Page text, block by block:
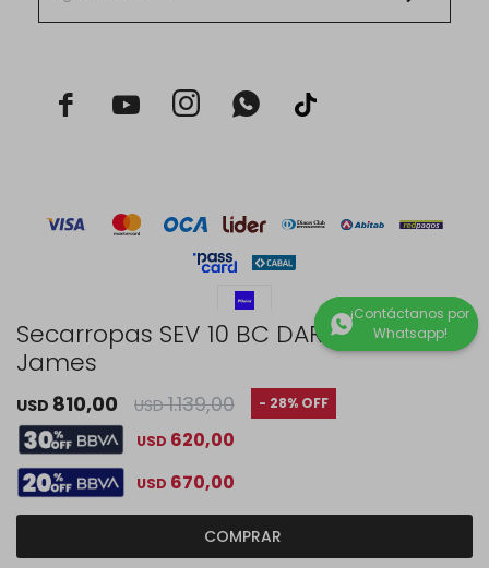
Secarropas SEV 10 BC DARK INOX -
James
USD 810,00 USD 1.139,00 28
USD 620,00
USD 670,00
COMPRAR
  
© Copyright 2026 / Rustico Hogar